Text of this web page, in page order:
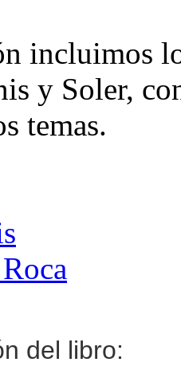
incluimos
y Soler,
temas.
del libro: